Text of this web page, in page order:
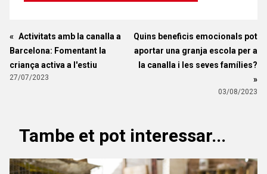
« Activitats amb la canalla a
Barcelona: Fomentant la
criança activa a l'estiu
27/07/2023
Quins beneficis emocionals pot
aportar una granja escola per a
la canalla i les seves famílies?
»
03/08/2023
Tambe et pot interessar...